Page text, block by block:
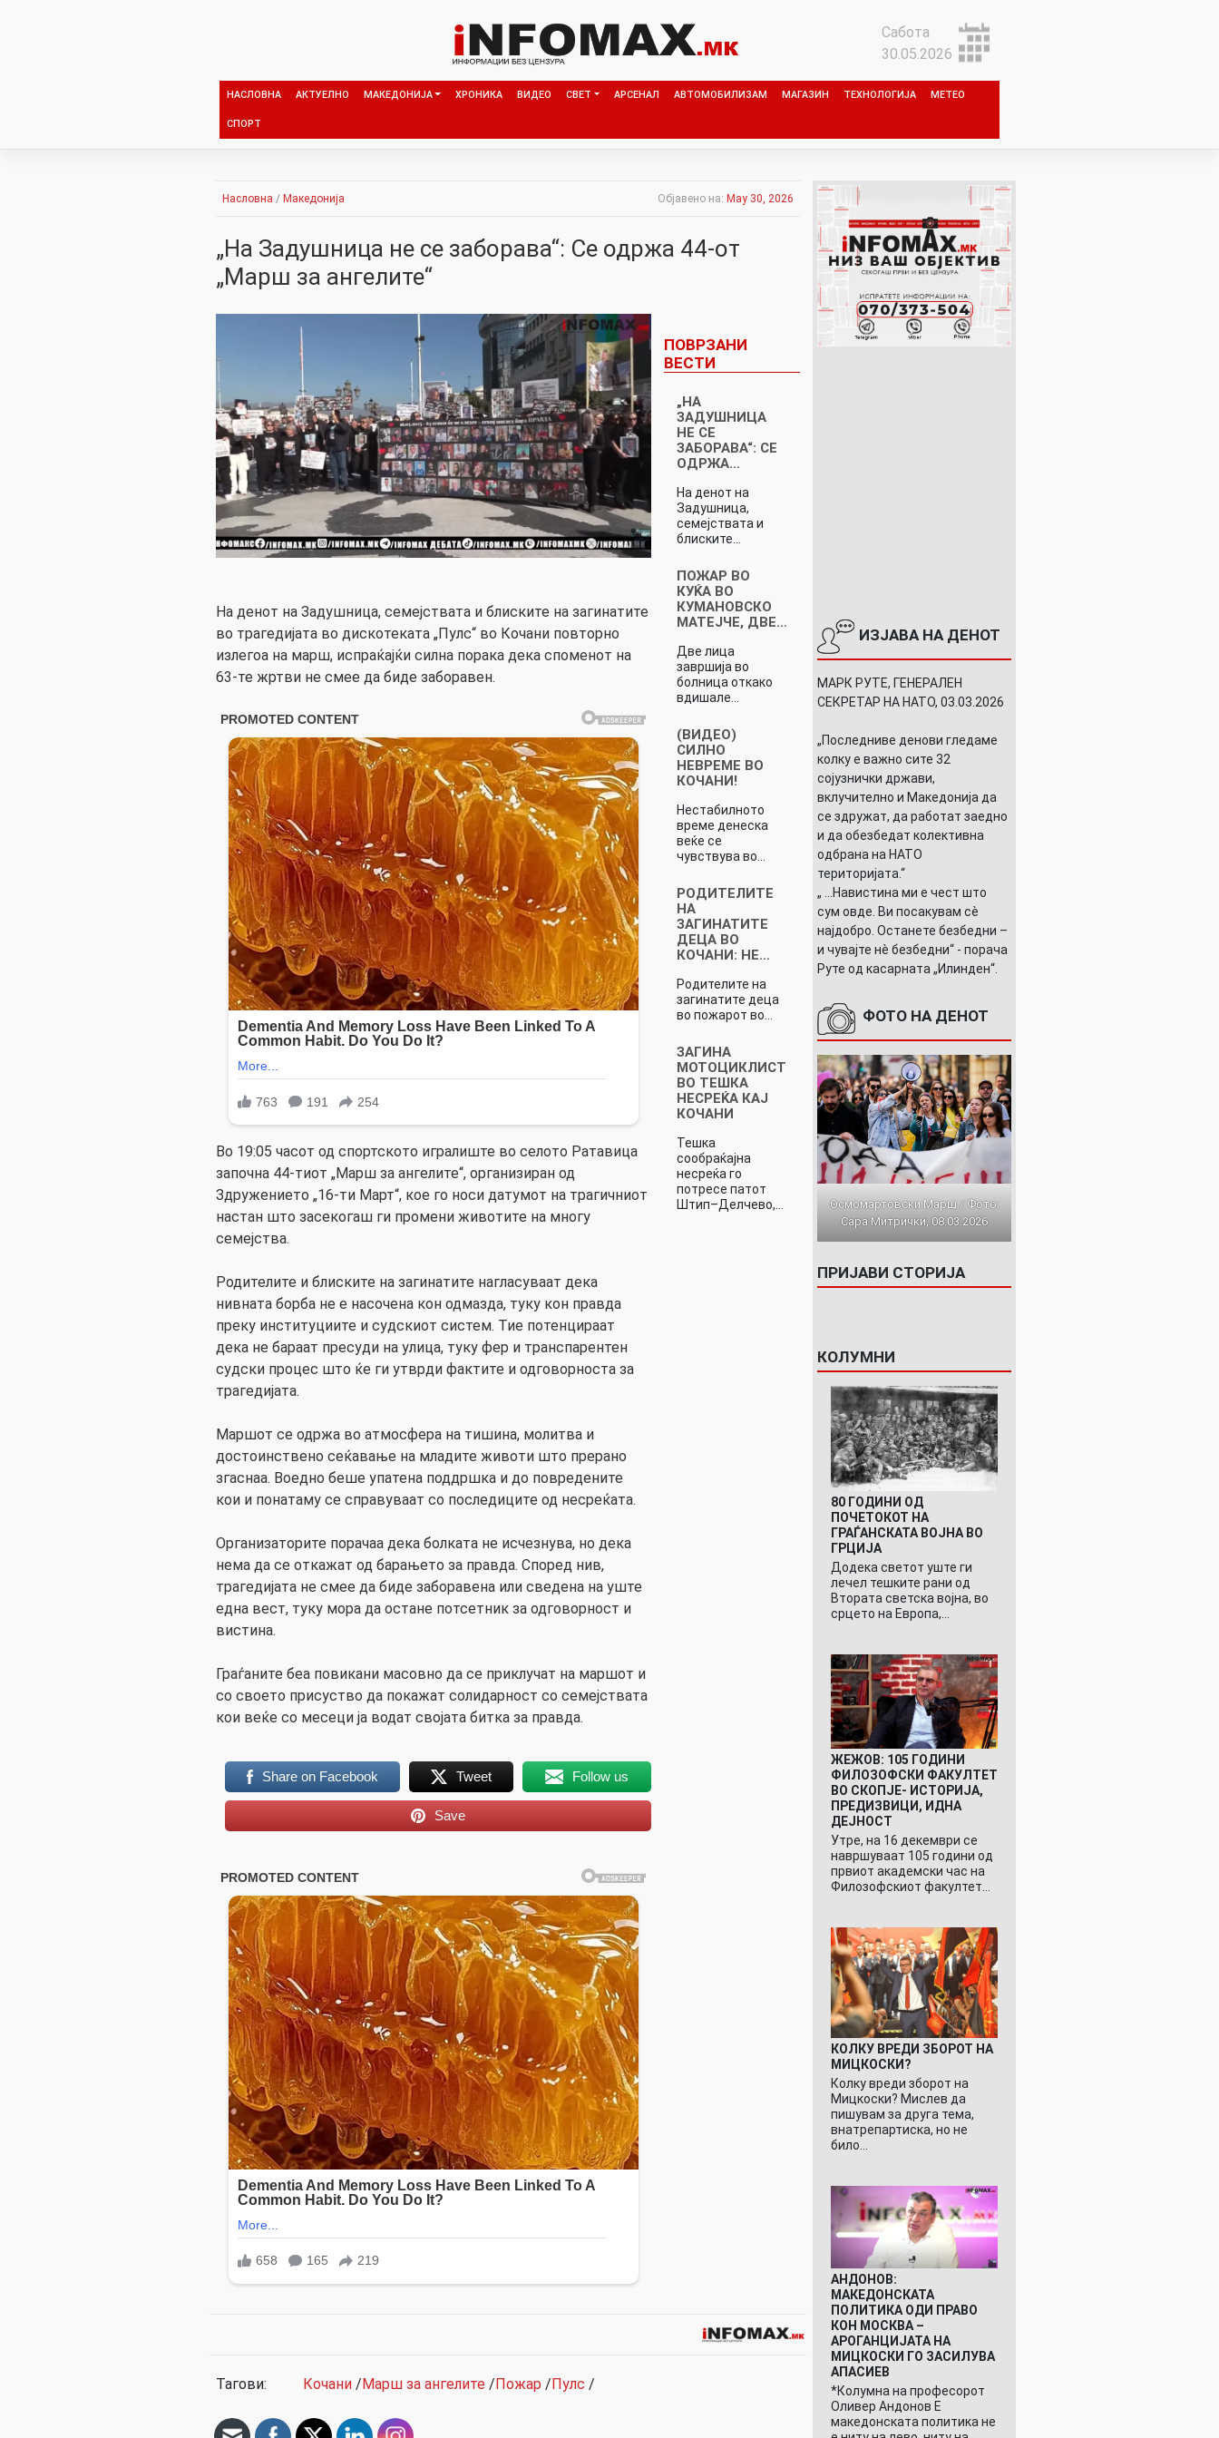
Сабота
30.05.2026
НАСЛОВНА АКТУЕЛНО МАКЕДОНИЈА ХРОНИКА ВИДЕО СВЕТ АРСЕНАЛ АВТОМОБИЛИЗАМ МАГАЗИН ТЕХНОЛОГИЈА МЕТЕО
СПОРТ
Насловна / Македонија Објавено на: May 30, 2026
„На Задушница не се заборава“: Се одржа 44-от
„Марш за ангелите“
На денот на Задушница, семејствата и блиските на загинатите
во трагедијата во дискотеката „Пулс“ во Кочани повторно
излегоа на марш, испраќајќи силна порака дека споменот на
63-те жртви не смее да биде заборавен.
Во 19:05 часот од спортското игралиште во селото Ратавица
започна 44-тиот „Марш за ангелите“, организиран од
Здружението „16-ти Март“, кое го носи датумот на трагичниот
настан што засекогаш ги промени животите на многу
семејства.
Родителите и блиските на загинатите нагласуваат дека
нивната борба не е насочена кон одмазда, туку кон правда
преку институциите и судскиот систем. Тие потенцираат
дека не бараат пресуди на улица, туку фер и транспарентен
судски процес што ќе ги утврди фактите и одговорноста за
трагедијата.
Маршот се одржа во атмосфера на тишина, молитва и
достоинствено сеќавање на младите животи што прерано
згаснаа. Воедно беше упатена поддршка и до повредените
кои и понатаму се справуваат со последиците од несреќата.
Организаторите порачаа дека болката не исчезнува, но дека
нема да се откажат од барањето за правда. Според нив,
трагедијата не смее да биде заборавена или сведена на уште
една вест, туку мора да остане потсетник за одговорност и
вистина.
Граѓаните беа повикани масовно да се приклучат на маршот и
со своето присуство да покажат солидарност со семејствата
кои веќе со месеци ја водат својата битка за правда.
Share on Facebook Tweet Follow us
Save
ПОВРЗАНИ
ВЕСТИ
„НА
ЗАДУШНИЦА
НЕ СЕ
ЗАБОРАВА“: СЕ
ОДРЖА…
На денот на
Задушница,
семејствата и
блиските…
ПОЖАР ВО
КУЌА ВО
КУМАНОВСКО
МАТЕЈЧЕ, ДВЕ…
Две лица
завршија во
болница откако
вдишале…
(ВИДЕО)
СИЛНО
НЕВРЕМЕ ВО
КОЧАНИ!
Нестабилното
време денеска
веќе се
чувствува во…
РОДИТЕЛИТЕ
НА
ЗАГИНАТИТЕ
ДЕЦА ВО
КОЧАНИ: НЕ…
Родителите на
загинатите деца
во пожарот во…
ЗАГИНА
МОТОЦИКЛИСТ
ВО ТЕШКА
НЕСРЕЌА КАЈ
КОЧАНИ
Тешка
сообраќајна
несреќа го
потресе патот
Штип–Делчево,…
Тагови: Кочани /Марш за ангелите /Пожар /Пулс /
ИЗЈАВА НА ДЕНОТ
МАРК РУТЕ, ГЕНЕРАЛЕН
СЕКРЕТАР НА НАТО, 03.03.2026
„Последниве денови гледаме
колку е важно сите 32
сојузнички држави,
вклучително и Македонија да
се здружат, да работат заедно
и да обезбедат колективна
одбрана на НАТО
територијата.“
„ ...Навистина ми е чест што
сум овде. Ви посакувам сè
најдобро. Останете безбедни –
и чувајте нè безбедни“ - порача
Руте од касарната „Илинден“.
ФОТО НА ДЕНОТ
Осмомартовски Марш / Фото:
Сара Митрички, 08.03.2026
ПРИЈАВИ СТОРИЈА
КОЛУМНИ
80 ГОДИНИ ОД
ПОЧЕТОКОТ НА
ГРАЃАНСКАТА ВОЈНА ВО
ГРЦИЈА
Додека светот уште ги
лечел тешките рани од
Втората светска војна, во
срцето на Европа,…
ЖЕЖОВ: 105 ГОДИНИ
ФИЛОЗОФСКИ ФАКУЛТЕТ
ВО СКОПЈЕ- ИСТОРИЈА,
ПРЕДИЗВИЦИ, ИДНА
ДЕЈНОСТ
Утре, на 16 декември се
навршуваат 105 години од
првиот академски час на
Филозофскиот факултет…
КОЛКУ ВРЕДИ ЗБОРОТ НА
МИЦКОСКИ?
Колку вреди зборот на
Мицкоски? Мислев да
пишувам за друга тема,
внатрепартиска, но не
било…
АНДОНОВ:
МАКЕДОНСКАТА
ПОЛИТИКА ОДИ ПРАВО
КОН МОСКВА –
АРОГАНЦИЈАТА НА
МИЦКОСКИ ГО ЗАСИЛУВА
АПАСИЕВ
*Колумна на професорот
Оливер Андонов Е
македонската политика не